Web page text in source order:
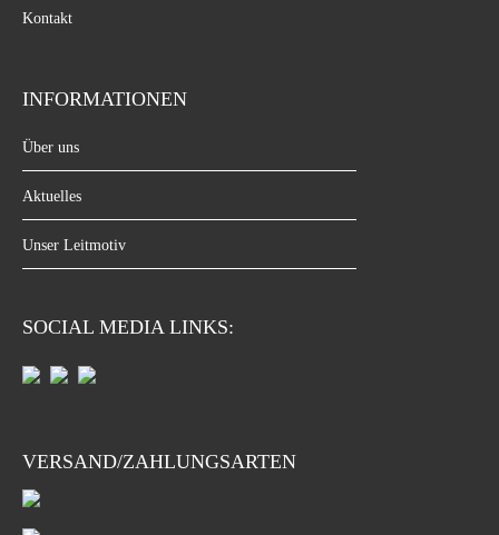
Kontakt
INFORMATIONEN
Über uns
Aktuelles
Unser Leitmotiv
SOCIAL MEDIA LINKS:
VERSAND/ZAHLUNGSARTEN